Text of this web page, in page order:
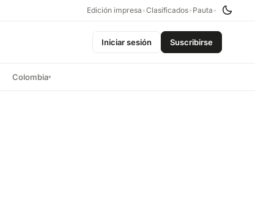
Edición impresa •Clasificados• Pauta •
Iniciar sesión Suscribirse
Colombia▾